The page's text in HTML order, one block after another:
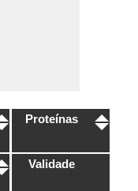
Proteínas
Validade